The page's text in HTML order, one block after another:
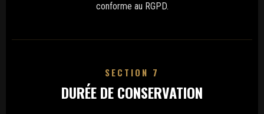
conforme au RGPD.
SECTION 7
DURÉE DE CONSERVATION